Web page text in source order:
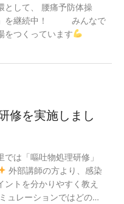
として、 腰痛予防体操
」を継続中！ みんなで
をつくっています
修を実施しまし
は「嘔吐物処理研修」
外部講師の方より、感染
ントを分かりやすく教え
ュレーションではどの…